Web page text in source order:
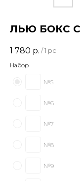
ЛЬЮ БОКС
1 780 р. / 1 pc
Набор
№5
№6
№7
№8
№9